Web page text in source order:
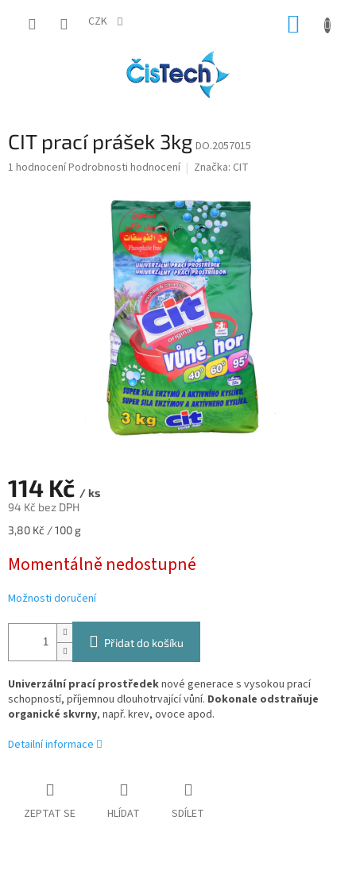
CZK
CIT prací prášek 3kg DO.2057015
Průměrné
1 hodnoceníPodrobnosti hodnocení Značka: CIT
114 Kč / ks
94 Kč bez DPH
Měrná
3,80 Kč / 100 g
Momentálně nedostupné
Možnosti doručení
Přidat do košíku
Univerzální prací prostředeknové generace s vysokou prací
schopností, příjemnou dlouhotrvající vůní. Dokonale odstraňuje
organické skvrny, např. krev, ovoce apod.
Detailní informace
ZEPTAT SE HLÍDAT SDÍLET